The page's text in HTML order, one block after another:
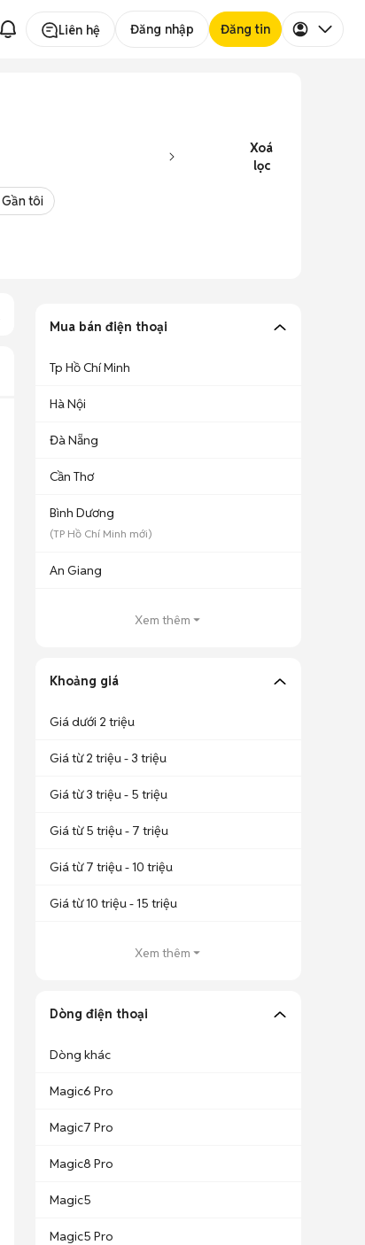
Liên hệ Đăng nhập Đăng tin
Xoá
lọc
Gần tôi
Mua bán điện thoại
Tp Hồ Chí Minh
Hà Nội
Đà Nẵng
Cần Thơ
Bình Dương
(TP Hồ Chí Minh mới)
An Giang
Xem thêm
Khoảng giá
Giá dưới 2 triệu
Giá từ 2 triệu - 3 triệu
Giá từ 3 triệu - 5 triệu
Giá từ 5 triệu - 7 triệu
Giá từ 7 triệu - 10 triệu
Giá từ 10 triệu - 15 triệu
Xem thêm
Dòng điện thoại
Dòng khác
Magic6 Pro
Magic7 Pro
Magic8 Pro
Magic5
Magic5 Pro